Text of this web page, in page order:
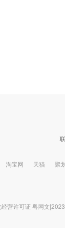
淘宝网 天猫 聚
经营许可证 粤网文